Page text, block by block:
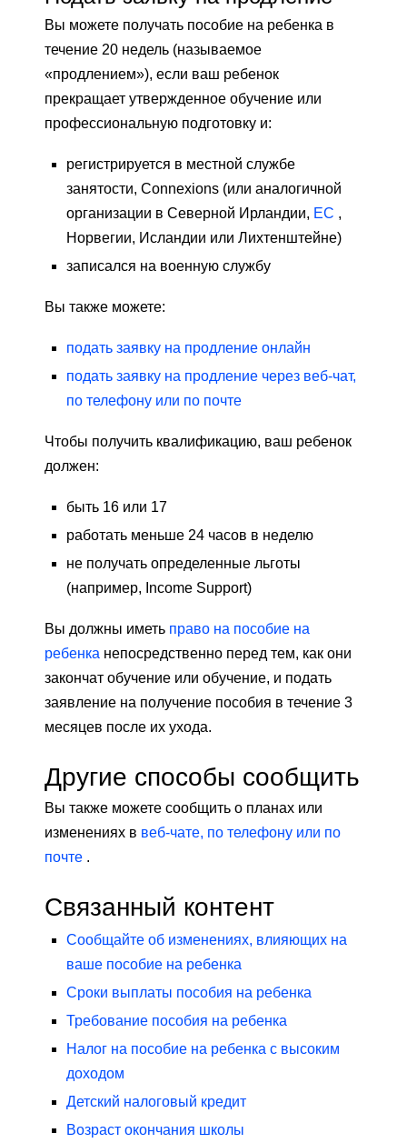
Вы можете получать пособие на ребенка в
течение 20 недель (называемое
«продлением»), если ваш ребенок
прекращает утвержденное обучение или
профессиональную подготовку и:
регистрируется в местной службе
занятости, Connexions (или аналогичной
организации в Северной Ирландии, ЕС ,
Норвегии, Исландии или Лихтенштейне)
записался на военную службу
Вы также можете:
подать заявку на продление онлайн
подать заявку на продление через веб-чат,
по телефону или по почте
Чтобы получить квалификацию, ваш ребенок
должен:
быть 16 или 17
работать меньше 24 часов в неделю
не получать определенные льготы
(например, Income Support)
Вы должны иметь право на пособие на
ребенка непосредственно перед тем, как они
закончат обучение или обучение, и подать
заявление на получение пособия в течение 3
месяцев после их ухода.
Другие способы сообщить
Вы также можете сообщить о планах или
изменениях в веб-чате, по телефону или по
почте .
Связанный контент
Сообщайте об изменениях, влияющих на
ваше пособие на ребенка
Сроки выплаты пособия на ребенка
Требование пособия на ребенка
Налог на пособие на ребенка с высоким
доходом
Детский налоговый кредит
Возраст окончания школы